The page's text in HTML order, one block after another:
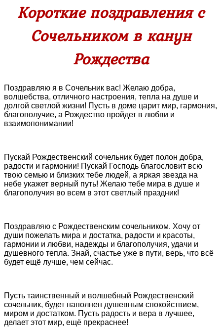
Короткие поздравления с
Сочельником в канун
Рождества
Поздравляю я в Сочельник вас! Желаю добра,
волшебства, отличного настроения, тепла на душе и
долгой светлой жизни! Пусть в доме царит мир, гармония,
благополучие, а Рождество пройдет в любви и
взаимопонимании!
Пускай Рождественский сочельник будет полон добра,
радости и гармонии! Пускай Господь благословит всю
твою семью и близких тебе людей, а яркая звезда на
небе укажет верный путь! Желаю тебе мира в душе и
благополучия во всем в этот светлый праздник!
Поздравляю с Рождественским сочельником. Хочу от
души пожелать мира и достатка, радости и красоты,
гармонии и любви, надежды и благополучия, удачи и
душевного тепла. Знай, счастье уже в пути, верь, что всё
будет ещё лучше, чем сейчас.
Пусть таинственный и волшебный Рождественский
сочельник, будет наполнен душевным спокойствием,
миром и достатком. Пусть радость и вера в лучшее,
делает этот мир, ещё прекраснее!